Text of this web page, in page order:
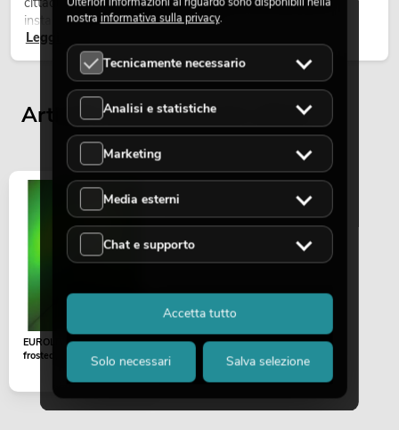
installazioni temporanee all’esterno.
Leggi ora
Articoli visualizzati per ultimi
EUROLITE Dichro, green,
frosted, 165x132mm
nostra informativa sulla privacy.
Tecnicamente necessario
Analisi e statistiche
Marketing
Media esterni
Chat e supporto
Solo necessari Salva selezione
Accetta tutto